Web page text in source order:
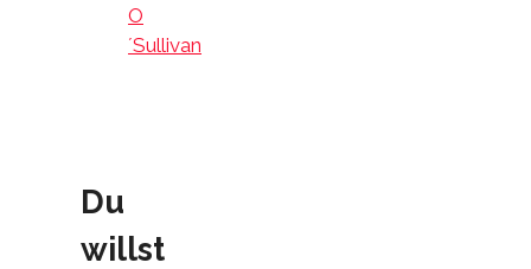
O
´Sullivan
Du
willst